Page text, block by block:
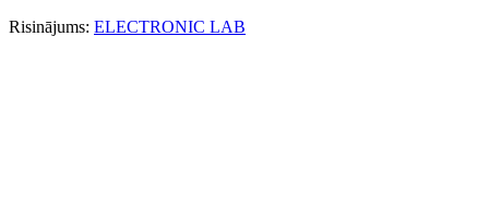
Risinājums: ELECTRONIC LAB